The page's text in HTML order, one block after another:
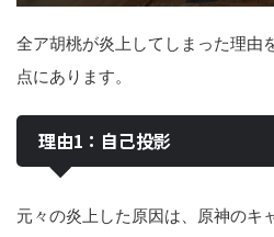
全ア胡桃が炎上してしまった理由
点にあります。
理由1：自己投影
元々の炎上した原因は、原神のキ